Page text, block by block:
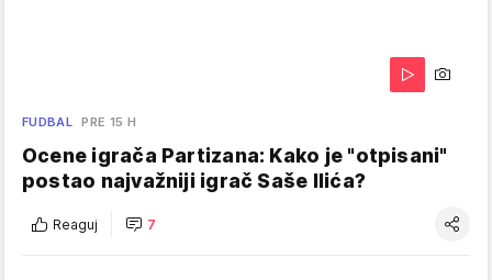
FUDBAL PRE 15 H
Ocene igrača Partizana: Kako je "otpisani"
postao najvažniji igrač Saše Ilića?
Reaguj 7